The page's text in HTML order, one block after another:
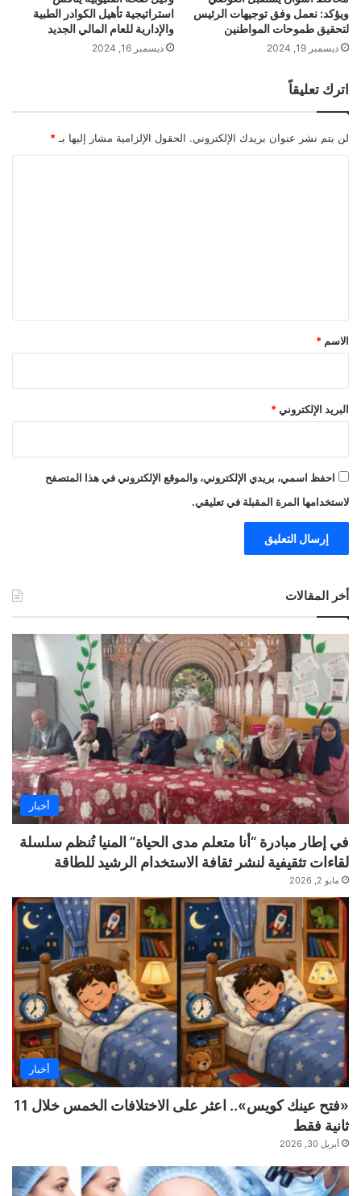
ويؤكد: نعمل وفق توجيهات الرئيس
لتحقيق طموحات المواطنين
ديسمبر 19, 2024
استراتيجية تأهيل الكوادر الطبية
والإدارية للعام المالي الجديد
ديسمبر 16, 2024
اترك تعليقاً
لن يتم نشر عنوان بريدك الإلكتروني. الحقول الإلزامية مشار إليها بـ *
*
الاسم *
البريد الإلكتروني *
احفظ اسمي، بريدي الإلكتروني، والموقع الإلكتروني في هذا المتصفح
لاستخدامها المرة المقبلة في تعليقي.
أخر المقالات
أخبار
في إطار مبادرة “أنا متعلم مدى الحياة” المنيا تُنظم سلسلة
لقاءات تثقيفية لنشر ثقافة الاستخدام الرشيد للطاقة
مايو 2, 2026
أخبار
«فتح عينك كويس».. اعثر على الاختلافات الخمس خلال 11
ثانية فقط
أبريل 30, 2026